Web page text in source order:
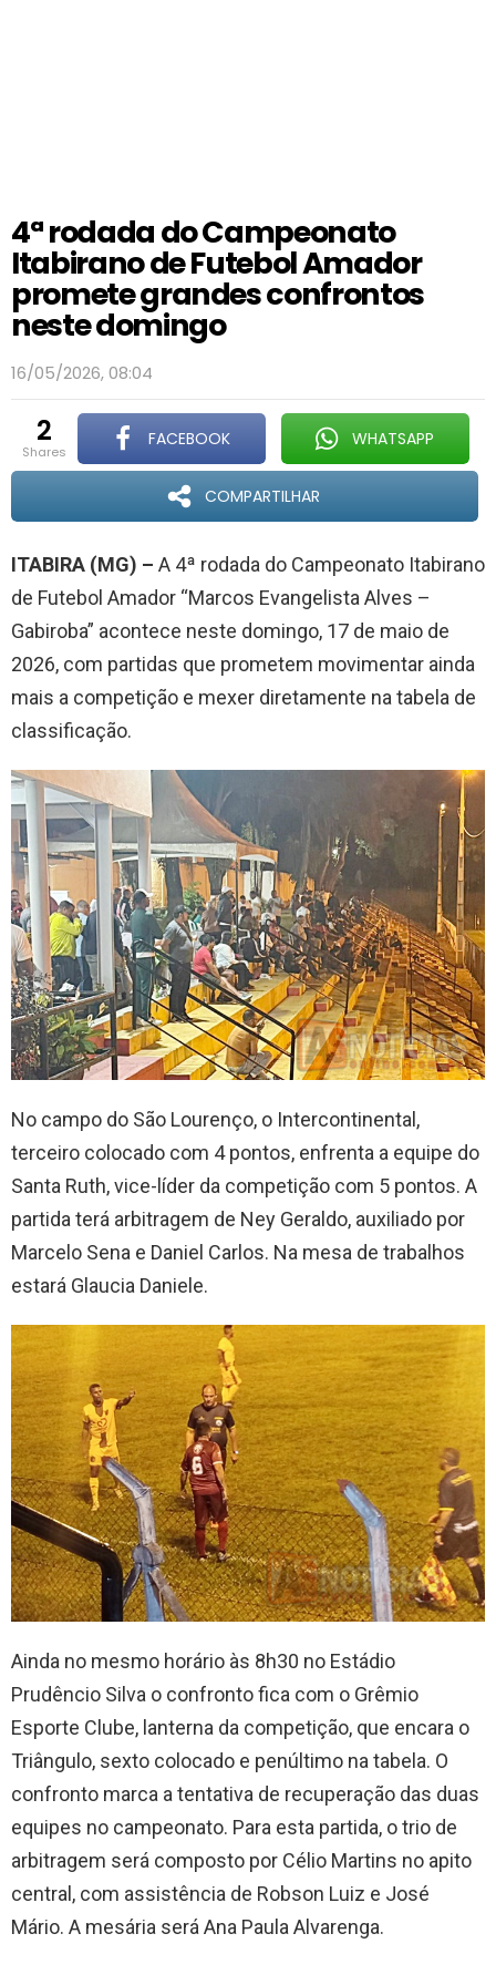
4ª rodada do Campeonato
Itabirano de Futebol Amador
promete grandes confrontos
neste domingo
16/05/2026, 08:04
2
shares
FACEBOOK WHATSAPP
COMPARTILHAR
ITABIRA (MG) – A 4ª rodada do Campeonato Itabirano
de Futebol Amador “Marcos Evangelista Alves –
Gabiroba” acontece neste domingo, 17 de maio de
2026, com partidas que prometem movimentar ainda
mais a competição e mexer diretamente na tabela de
classificação.
No campo do São Lourenço, o Intercontinental,
terceiro colocado com 4 pontos, enfrenta a equipe do
Santa Ruth, vice-líder da competição com 5 pontos. A
partida terá arbitragem de Ney Geraldo, auxiliado por
Marcelo Sena e Daniel Carlos. Na mesa de trabalhos
estará Glaucia Daniele.
Ainda no mesmo horário às 8h30 no Estádio
Prudêncio Silva o confronto fica com o Grêmio
Esporte Clube, lanterna da competição, que encara o
Triângulo, sexto colocado e penúltimo na tabela. O
confronto marca a tentativa de recuperação das duas
equipes no campeonato. Para esta partida, o trio de
arbitragem será composto por Célio Martins no apito
central, com assistência de Robson Luiz e José
Mário. A mesária será Ana Paula Alvarenga.